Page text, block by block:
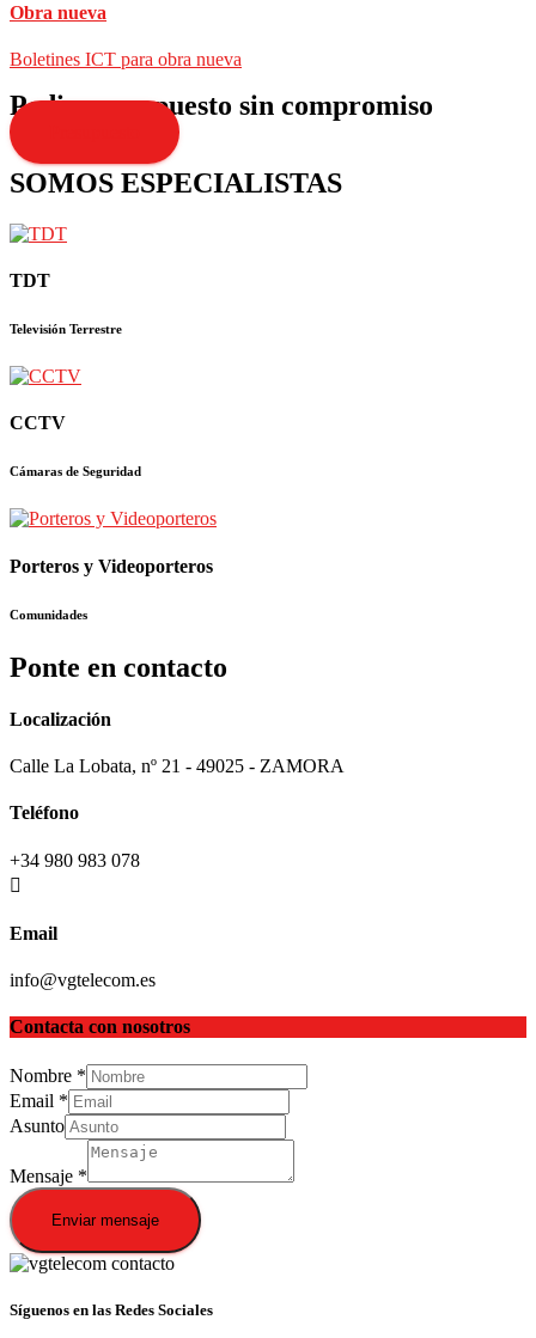
Obra nueva
Boletines ICT para obra nueva
Pedir presupuesto sin compromiso
SOMOS ESPECIALISTAS
TDT
Televisión Terrestre
CCTV
Cámaras de Seguridad
Porteros y Videoporteros
Comunidades
Ponte en contacto
Localización
Calle La Lobata, nº 21 - 49025 - ZAMORA
Teléfono
+34 980 983 078
Email
info@vgtelecom.es
Contacta con nosotros
Nombre *
Email *
Asunto
Mensaje *
Enviar mensaje
Síguenos en las Redes Sociales